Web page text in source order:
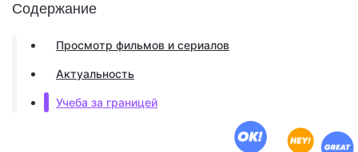
Содержание
Просмотр фильмов и сериалов
Актуальность
Учеба за границей